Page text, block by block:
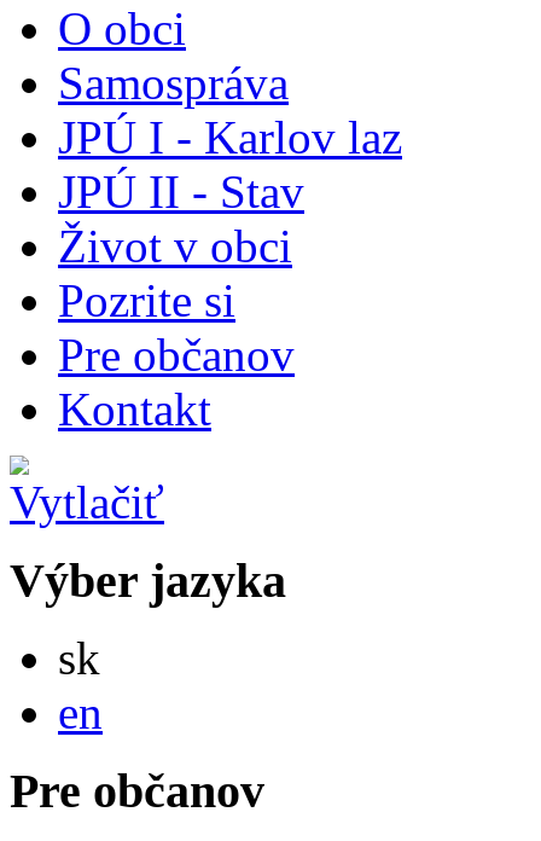
O obci
Samospráva
JPÚ I - Karlov laz
JPÚ II - Stav
Život v obci
Pozrite si
Pre občanov
Kontakt
Výber jazyka
sk
en
Pre občanov